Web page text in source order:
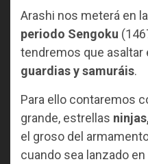
Arashi nos meterá en
periodo Sengoku
tendremos que asaltar
guardias y samuráis.
Para ello contaremos
grande, estrellas
el groso del
cuando sea lanzado en